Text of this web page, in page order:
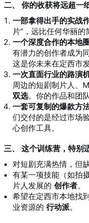
二、 你的收获将远超一
一部拿得出手的实战
片”，远比任何华丽的
一个深度合作的本地
有潜力的创作者成为
这是你未来在定西市
一次直面行业的路演
周边的短剧制片人、
双选。你的作品和团
一套可复制的爆款方
们交付的是经过市场
心创作工具。
三、 这个训练营，特别
对短剧充满热情，但
有某一项技能（如拍
片人发展的 创作者。
希望在定西市本地找
业资源的 行动派。